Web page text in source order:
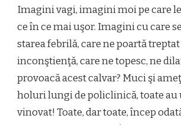
Imagini vagi, imagini moi pe care
ce în ce mai uşor. Imagini cu care
starea febrilă, care ne poartă treptat
inconştienţă, care ne topesc, ne
provoacă acest calvar? Muci şi
holuri lungi de policlinică, toate au
vinovat! Toate, dar toate, încep